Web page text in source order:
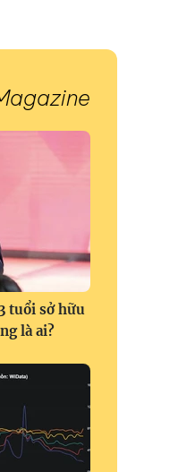
tuổi sở hữu
là ai?